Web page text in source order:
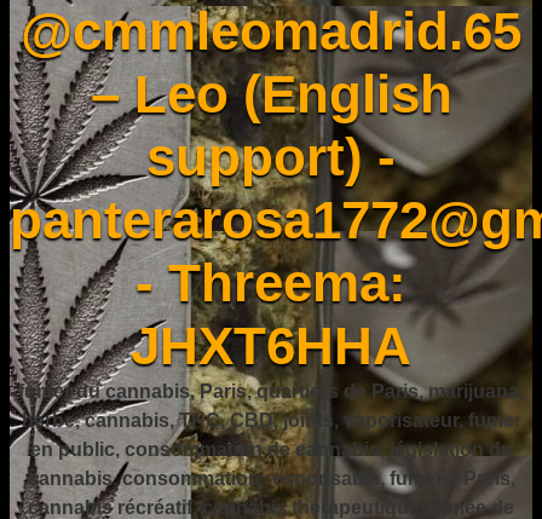
@cmmleomadrid.65
– Leo (English
support) -
- Threema:
JHXT6HHA
fumer du cannabis, Paris, quartiers de Paris, marijuana,
herbe, cannabis, THC, CBD, joints, vaporisateur, fumer
en public, consommation de cannabis, législation du
cannabis, consommation responsable, fumer à Paris,
cannabis récréatif, cannabis thérapeutique, fumée de